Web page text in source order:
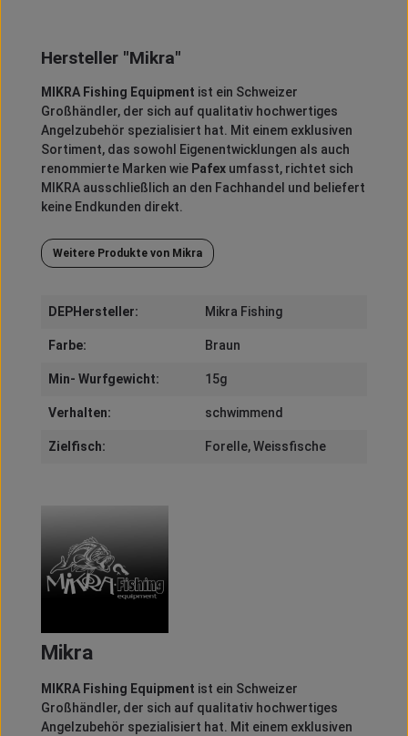
Hersteller "Mikra"
MIKRA Fishing Equipment ist ein Schweizer
Großhändler, der sich auf qualitativ hochwertiges
Angelzubehör spezialisiert hat. Mit einem exklusiven
Sortiment, das sowohl Eigenentwicklungen als auch
renommierte Marken wie Pafexumfasst, richtet sich
MIKRA ausschließlich an den Fachhandel und beliefert
keine Endkunden direkt.
Weitere Produkte von Mikra
DEPHersteller: Mikra Fishing
Farbe: Braun
Min- Wurfgewicht: 15g
Verhalten: schwimmend
Zielfisch: Forelle, Weissfische
Mikra
MIKRA Fishing Equipment ist ein Schweizer
Großhändler, der sich auf qualitativ hochwertiges
Angelzubehör spezialisiert hat. Mit einem exklusiven